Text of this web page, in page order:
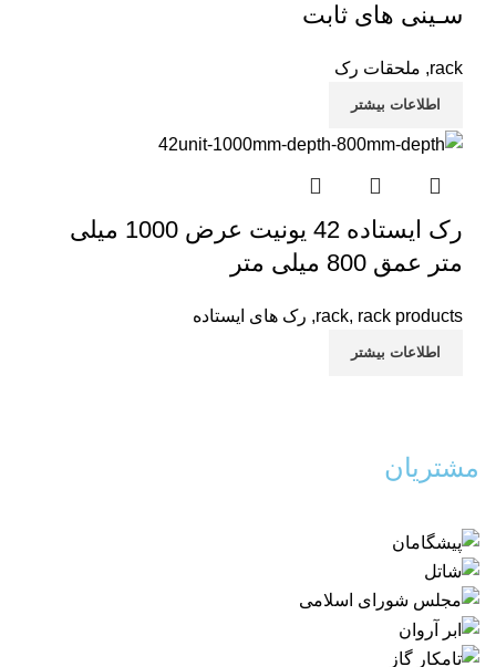
سـینی های ثابت
rack
, ملحقات رک
اطلاعات بیشتر
رک ایستاده 42 یونیت عرض 1000 میلی
متر عمق 800 میلی متر
rack, rack products
, رک های ایستاده
اطلاعات بیشتر
مشتریان